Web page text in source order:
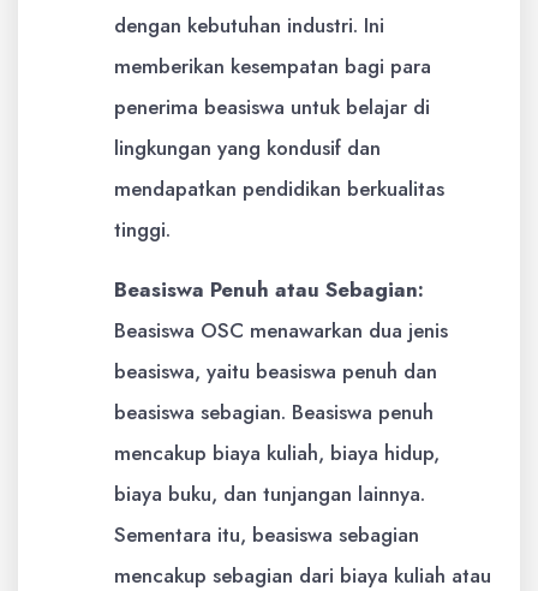
dengan kebutuhan industri. Ini
memberikan kesempatan bagi para
penerima beasiswa untuk belajar di
lingkungan yang kondusif dan
mendapatkan pendidikan berkualitas
tinggi.
Beasiswa Penuh atau Sebagian:
Beasiswa OSC menawarkan dua jenis
beasiswa, yaitu beasiswa penuh dan
beasiswa sebagian. Beasiswa penuh
mencakup biaya kuliah, biaya hidup,
biaya buku, dan tunjangan lainnya.
Sementara itu, beasiswa sebagian
mencakup sebagian dari biaya kuliah atau